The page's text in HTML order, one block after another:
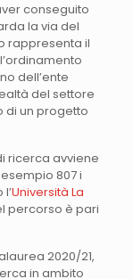
conseguito
la via del
rappresenta il
dell’ente
del settore
di un progetto
ricerca avviene
807 i
Università La
percorso è pari
2020/21,
in ambito